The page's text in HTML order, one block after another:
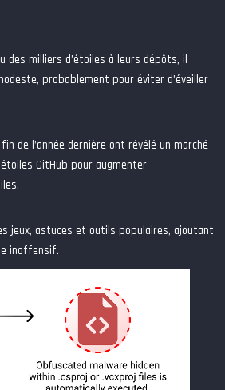
milliers d’étoiles à leurs dépôts, il
probablement pour éviter d’éveiller
de l’année dernière ont révélé un marché
GitHub pour augmenter
jeux, astuces et outils populaires, ajoutant
inoffensif.